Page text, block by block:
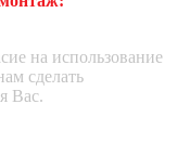
на использование
сделать
Вас.